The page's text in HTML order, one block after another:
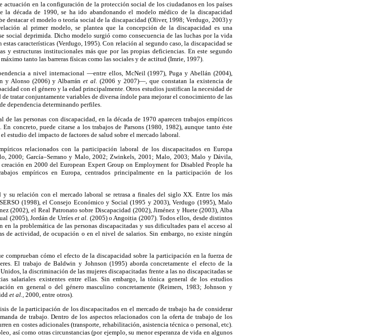
actuación en la configuración de la protección social de los ciudadanos en los países
la década de 1990, se ha ido abandonando el modelo médico de la discapacidad
destacar el modelo o teoría social de la discapacidad (Oliver, 1998; Verdugo, 2003) y
al primer modelo, se plantea que la concepción de la discapacidad es una
social deprimida. Dicho modelo surgió como consecuencia de las luchas por la vida
características (Verdugo, 1995). Con relación al segundo caso, la discapacidad se
y estructuras institucionales más que por las propias deficiencias. En este segundo
tanto las barreras físicas como las sociales y de actitud (Imrie, 1997).
a nivel internacional —entre ellos, McNeil (1997), Puga y Abellán (2004),
y Alonso (2006) y Albarrán et al. (2006 y 2007)—, que constatan la existencia de
con el género y la edad principalmente. Otros estudios justifican la necesidad de
tratar conjuntamente variables de diversa índole para mejorar el conocimiento de las
dependencia determinando perfiles.
las personas con discapacidad, en la década de 1970 aparecen trabajos empíricos
concreto, puede citarse a los trabajos de Parsons (1980, 1982), aunque tanto éste
estudio del impacto de factores de salud sobre el mercado laboral.
relacionados con la participación laboral de los discapacitados en Europa
2000; García–Serrano y Malo, 2002; Zwinkels, 2001; Malo, 2003; Malo y Dávila,
en 2000 del European Expert Group on Employment for Disabled People ha
empíricos en Europa, centrados principalmente en la participación de los
su relación con el mercado laboral se retrasa a finales del siglo XX. Entre los más
(1998), el Consejo Económico y Social (1995 y 2003), Verdugo (1995), Malo
(2002), el Real Patronato sobre Discapacidad (2002), Jiménez y Huete (2003), Alba
(2005), Jordán de Urríes et al. (2005) o Angoitia (2007). Todos ellos, desde distintos
la problemática de las personas discapacitadas y sus dificultades para el acceso al
de actividad, de ocupación o en el nivel de salarios. Sin embargo, no existe ningún
comprueban cómo el efecto de la discapacidad sobre la participación en la fuerza de
El trabajo de Baldwin y Johnson (1995) aborda concretamente el efecto de la
la discriminación de las mujeres discapacitadas frente a las no discapacitadas se
salariales existentes entre ellas. Sin embargo, la tónica general de los estudios
en general o del género masculino concretamente (Reimers, 1983; Johnson y
et al., 2000, entre otros).
de la participación de los discapacitados en el mercado de trabajo ha de considerar
de trabajo. Dentro de los aspectos relacionados con la oferta de trabajo de los
en costes adicionales (transporte, rehabilitación, asistencia técnica o personal, etc).
así como otras circunstancias (por ejemplo, su menor esperanza de vida en algunos